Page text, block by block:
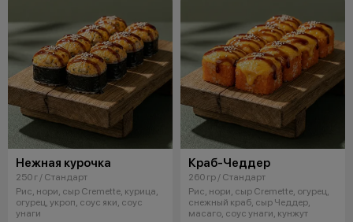
Нежная курочка
250 г / Стандарт
Рис, нори, сыр Cremette, курица,
огурец, укроп, соус яки, соус
унаги
Краб-Чеддер
260 гр / Стандарт
Рис, нори, сыр Cremette, огурец,
снежный краб, сыр Чеддер,
масаго, соус унаги, кунжут